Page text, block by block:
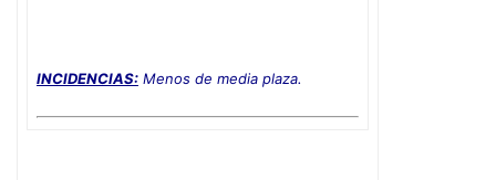
INCIDENCIAS: Menos de media plaza.